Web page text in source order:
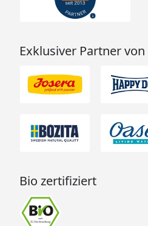
Exklusiver Partner von
Bio zertifiziert